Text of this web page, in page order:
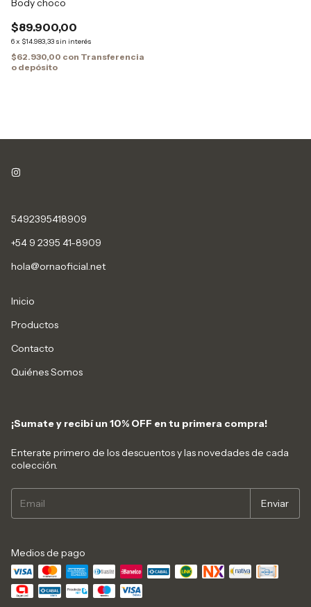
$89.900,00
6x $14.983,33 sin interés
$62.930,00 con Transferencia
o depósito
5492395418909
+54 9 2395 41-8909
hola@ornaoficial.net
Inicio
Productos
Contacto
Quiénes Somos
¡Sumate y recibí un 10% OFF en tu primera compra!
Enterate primero de los descuentos y las novedades de cada
colección.
Medios de pago